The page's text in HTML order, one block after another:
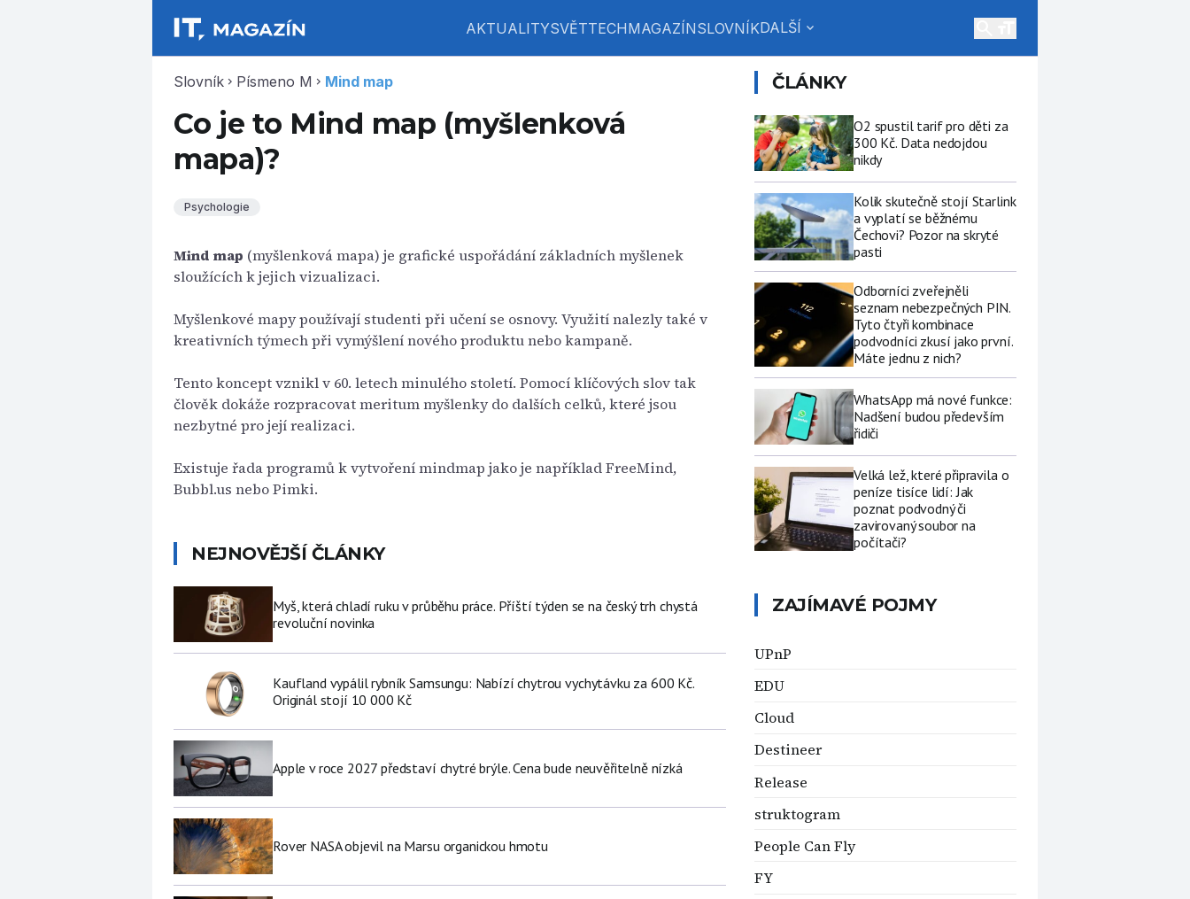
AKTUALITYSVĚTTECHMAGAZÍNSLOVNÍKDALŠÍ expand_more
Slovník chevron_right Písmeno M chevron_right Mind map
Co je to Mind map (myšlenková
mapa)?
Psychologie
Mind map (myšlenková mapa) je grafické uspořádání základních myšlenek
sloužících k jejich vizualizaci.
Myšlenkové mapy používají studenti při učení se osnovy. Využití nalezly také v
kreativních týmech při vymýšlení nového produktu nebo kampaně.
Tento koncept vznikl v 60. letech minulého století. Pomocí klíčových slov tak
člověk dokáže rozpracovat meritum myšlenky do dalších celků, které jsou
nezbytné pro její realizaci.
Existuje řada programů k vytvoření mindmap jako je například FreeMind,
Bubbl.us nebo Pimki.
NEJNOVĚJŠÍ ČLÁNKY
Myš, která chladí ruku v průběhu práce. Příští týden se na český trh chystá
revoluční novinka
Kaufland vypálil rybník Samsungu: Nabízí chytrou vychytávku za 600 Kč.
Originál stojí 10 000 Kč
Apple v roce 2027 představí chytré brýle. Cena bude neuvěřitelně nízká
Rover NASA objevil na Marsu organickou hmotu
ČLÁNKY
O2 spustil tarif pro děti za
300 Kč. Data nedojdou
nikdy
Kolik skutečně stojí Starlink
a vyplatí se běžnému
Čechovi? Pozor na skryté
pasti
Odborníci zveřejněli
seznam nebezpečných PIN.
Tyto čtyři kombinace
podvodníci zkusí jako první.
Máte jednu z nich?
WhatsApp má nové funkce:
Nadšení budou především
řidiči
Velká lež, které připravila o
peníze tisíce lidí: Jak
poznat podvodný či
zavirovaný soubor na
počítači?
ZAJÍMAVÉ POJMY
UPnP
EDU
Cloud
Destineer
Release
struktogram
People Can Fly
FY